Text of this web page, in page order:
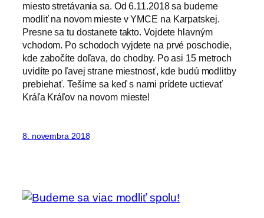
miesto stretávania sa. Od 6.11.2018 sa budeme
modliť na novom mieste v YMCE na Karpatskej.
Presne sa tu dostanete takto. Vojdete hlavným
vchodom. Po schodoch vyjdete na prvé poschodie,
kde zabočíte doľava, do chodby. Po asi 15 metroch
uvidíte po ľavej strane miestnosť, kde budú modlitby
prebiehať. Tešíme sa keď s nami prídete uctievať
Kráľa Kráľov na novom mieste!
8. novembra 2018